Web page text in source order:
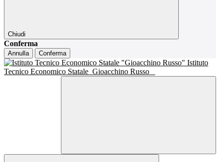
Chiudi
Conferma
Annulla Conferma
Istituto
Tecnico Economico Statale Gioacchino Russo